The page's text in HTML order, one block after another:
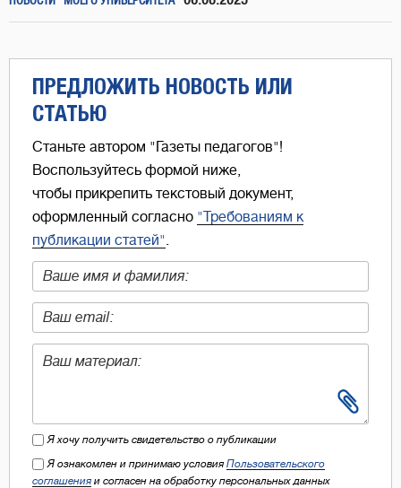
ПРЕДЛОЖИТЬ НОВОСТЬ ИЛИ
СТАТЬЮ
Станьте автором "Газеты педагогов"!
Воспользуйтесь формой ниже,
чтобы прикрепить текстовый документ,
оформленный согласно "Требованиям к
публикации статей"
Я хочу получить свидетельство о публикации
Я ознакомлен и принимаю условия Пользовательского
соглашения и согласен на обработку персональных данных